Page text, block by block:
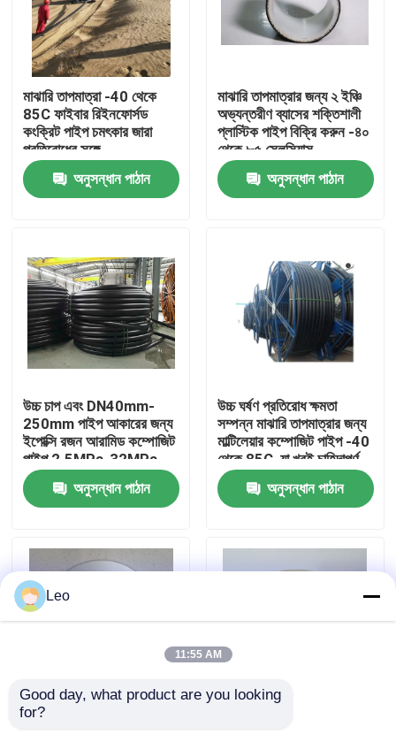
পণ্য
VR প্রদর্শন
আমাদের সম্পর্কে
কারখানা ভ্রমণ
মান নিয়ন্ত্রণ
আমাদের সাথে যোগাযোগ করুন
খবর
মাঝারি তাপমাত্রা -40 থেকে
85C ফাইবার রিইনফোর্সড
কংক্রিট পাইপ চমৎকার জারা
প্রতিরোধের সঙ্গে
অনুসন্ধান পাঠান
মাঝারি তাপমাত্রার জন্য ২ ইঞ্চি
অভ্যন্তরীণ ব্যাসের শক্তিশালী
প্লাস্টিক পাইপ বিক্রি করুন -৪০
থেকে ৮৫ সেলসিয়াস
অনুসন্ধান পাঠান
উচ্চ চাপ এবং DN40mm-
250mm পাইপ আকারের জন্য
ইপোক্সি রজন আরামিড কম্পোজিট
পাইপ 2.5MPa-32MPa
নামমাত্র চাপ
অনুসন্ধান পাঠান
উচ্চ ঘর্ষণ প্রতিরোধ ক্ষমতা
সম্পন্ন মাঝারি তাপমাত্রার জন্য
মাল্টিলেয়ার কম্পোজিট পাইপ -40
থেকে 85C, যা খুবই চাহিদাপূর্ণ
অনুসন্ধান পাঠান
উচ্চ তাপমাত্রা ফাইবার মজবুত
Leo
11:55 AM
Good day, what product are you looking
for?